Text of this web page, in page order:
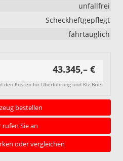
unfallfrei
Scheckheftgepflegt
fahrtauglich
43.345,– €
den Kosten für Überführung und Kfz-Brief
bestellen
rufen Sie an
oder vergleichen